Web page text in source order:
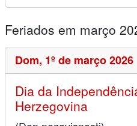
Feriados em março
Dom, 1º de março 2026
Dia da
Herzegovina